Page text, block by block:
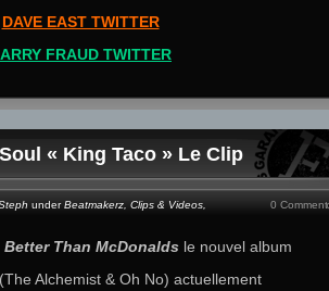
DAVE EAST TWITTER
FRAUD TWITTER
« King Taco » Le Clip
underBeatmakerz Clips & Videos 0 Comment
Better Than McDonaldsle nouvel album
Alchemist & Oh No) actuellement